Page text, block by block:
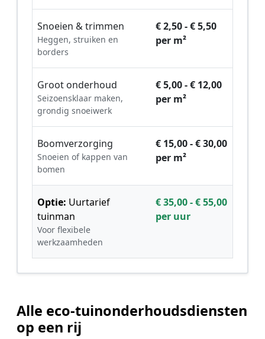
Snoeien & trimmen
Heggen, struiken en
borders
€ 2,50 - € 5,50
per m²
Groot onderhoud
Seizoensklaar maken,
grondig snoeiwerk
€ 5,00 - € 12,00
per m²
Boomverzorging
Snoeien of kappen van
bomen
€ 15,00 - € 30,00
per m²
Optie: Uurtarief
tuinman
Voor flexibele
werkzaamheden
€ 35,00 - € 55,00
per uur
Alle eco-tuinonderhoudsdiensten
op een rij